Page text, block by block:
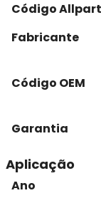
Código
Fabricante
Código OEM
Garantia
Aplicação
Ano